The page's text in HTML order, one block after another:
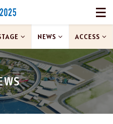
NEWS ACCESS